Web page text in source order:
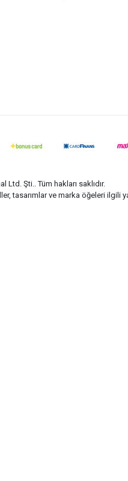
Ltd. Şti.. Tüm hakları saklıdır.
tasarımlar ve marka öğeleri ilgili